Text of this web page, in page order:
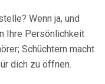
Wenn ja, und
Ihre Persönlichkeit
Schüchtern macht
dich zu öffnen.